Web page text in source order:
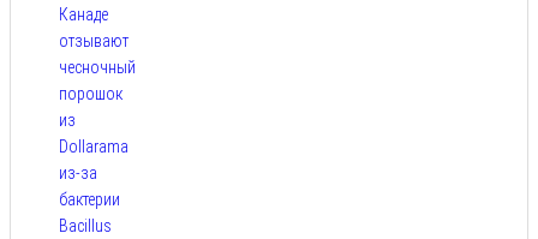
Канаде
отзывают
чесночный
порошок
из
Dollarama
из-за
бактерии
Bacillus